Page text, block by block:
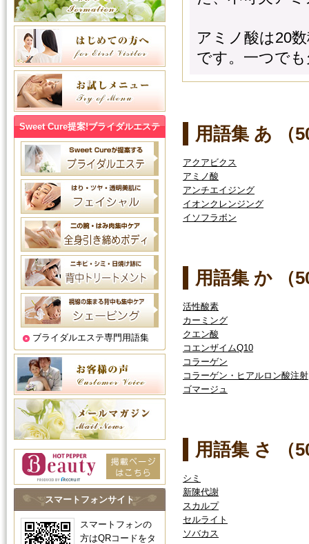
Sweet Cure提案!ブライダルエステ
ブライダルエステ専門用語集
スマートフォンサイト
スマートフォンの
方はQRコードをタ
アミノ酸は20
です。一つで
用語集 あ （
アクアビクス
アミノ酸
アンチエイジング
イオンクレンジング
イソフラボン
用語集 か （
活性酸素
カーミング
クエン酸
コエンザイムQ10
コラーゲン
コラーゲン・ヒアルロン酸注射
ゴマージュ
用語集 さ （
シミ
新陳代謝
スカルプ
セルライト
ソバカス